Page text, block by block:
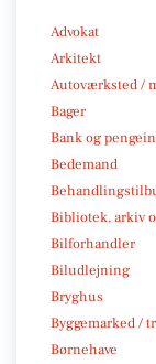
Advokat
Arkitekt
Autoværksted /
Bager
Bank og
Bedemand
Bibliotek, arkiv
Bilforhandler
Biludlejning
Bryghus
Byggemarked /
Børnehave